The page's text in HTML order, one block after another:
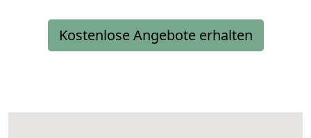
Kostenlose Angebote erhalten